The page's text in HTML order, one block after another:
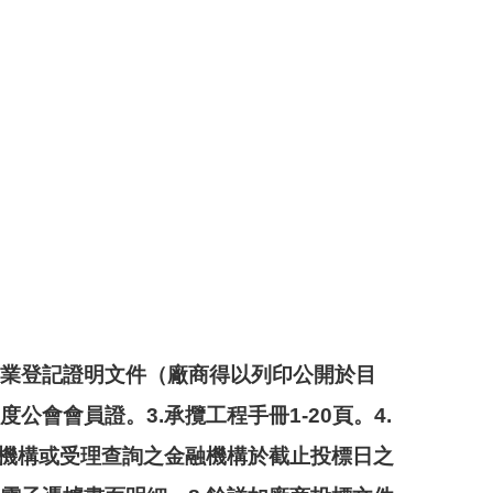
登記證明文件（廠商得以列印公開於目
公會會員證。3.承攬工程手冊1-20頁。4.
構或受理查詢之金融機構於截止投標日之